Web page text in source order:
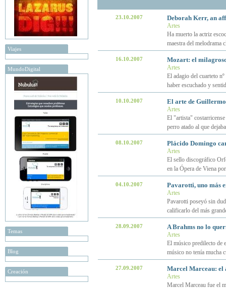
Viajes
MundoDigital
Temas
Blog
Creación
23.10.2007 Deborah Kerr, an
Artes
Ha muerto la actriz
maestra del melodrama
16.10.2007 Mozart: el
Artes
El adagio del cuarteto
haber escuchado y
10.10.2007 El arte de
Artes
El "artista"
perro atado al que
08.10.2007 Plácido Domingo
Artes
El sello discográfico
en la Ópera de Viena
04.10.2007 Pavarotti, uno más
Artes
Pavarotti poseyó sin
calificarlo del más
28.09.2007 A Brahms no lo
Artes
El músico predilecto de
músico no tenía mucha
27.09.2007 Marcel Marceau: el
Artes
Marcel Marceau fue el